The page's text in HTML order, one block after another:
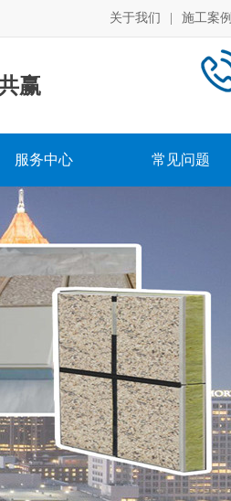
关于我们 施工案例
赢
服务中心 常见问题